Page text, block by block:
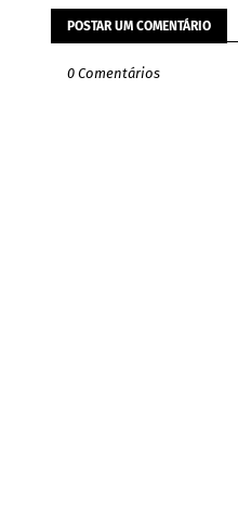
POSTAR UM COMENTÁRIO
0 Comentários